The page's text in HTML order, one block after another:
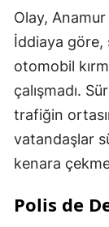
Olay, Anamur
İddiaya göre,
otomobil
çalışmadı.
trafiğin
vatandaşlar
kenara
Polis de